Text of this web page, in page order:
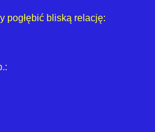
pogłębić bliską relację: